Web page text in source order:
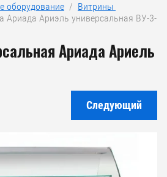
оборудование
  /
Витрины
Ариада Ариэль универсальная ВУ-3-
Ариада Ариель
Следующий